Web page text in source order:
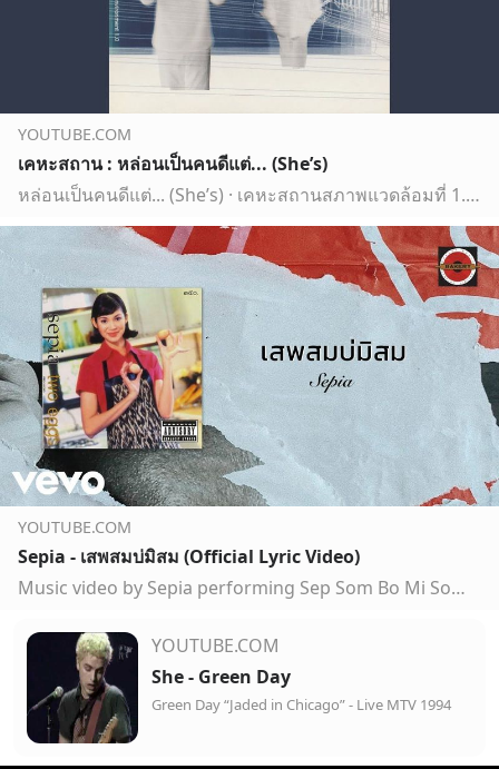
YOUTUBE.COM
เคหะสถาน : หล่อนเป็นคนดีแต่... (She’s)
หล่อนเป็นคนดีแต่... (She’s) · เคหะสถานสภาพแวดล้อมที่ 1.0℗ 2001 Airport Studio
YOUTUBE.COM
Sepia - เสพสมบ่มิสม (Official Lyric Video)
Music video by Sepia performing Sep Som Bo Mi Som. (C) 2003 Bakery Music Co.,Ltd.http://vevo.ly/Nq3P7n
YOUTUBE.COM
She - Green Day
Green Day “Jaded in Chicago” - Live MTV 1994